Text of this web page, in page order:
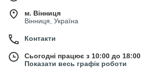
м. Вінниця
Вінниця, Україна
Контакти
Сьогодні працює з 10:00 до 18:00
Показати весь графік роботи